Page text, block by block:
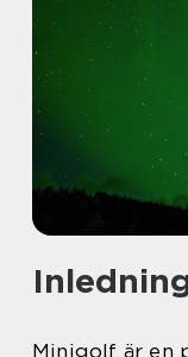
Minigolf är en